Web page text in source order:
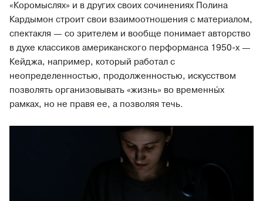
«Коромыслях» и в других своих сочинениях Полина
Кардымон строит свои взаимоотношения с материалом,
спектакля — со зрителем и вообще понимает авторство
в духе классиков американского перформанса 1950-х —
Кейджа, например, который работал с
неопределенностью, продолженностью, искусством
позволять организовывать «жизнь» во временны́х
рамках, но не правя ее, а позволяя течь.